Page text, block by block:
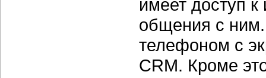
имеет доступ
общения с
телефоном с
CRM. Кроме